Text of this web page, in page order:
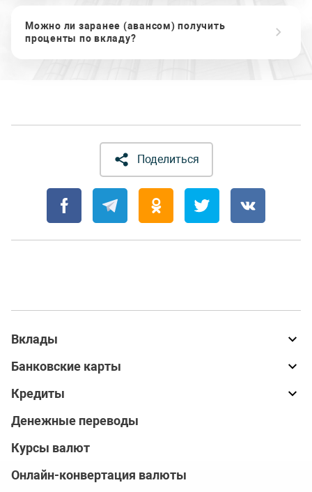
Можно ли заранее (авансом) получить
проценты по вкладу?
Поделиться
Вклады
Банковские карты
Кредиты
Денежные переводы
Курсы валют
Онлайн-конвертация валюты